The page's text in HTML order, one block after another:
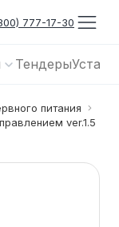
777-17-30
Тендеры
питания
ver.1.5